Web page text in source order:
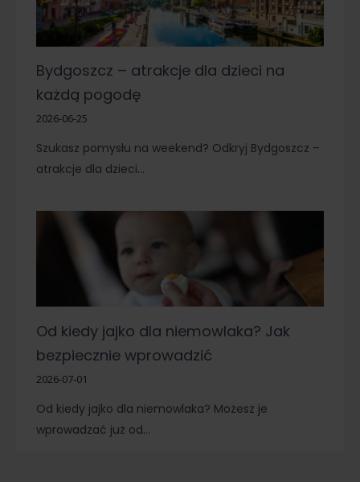
Bydgoszcz – atrakcje dla dzieci na
każdą pogodę
2026-06-25
Szukasz pomysłu na weekend? Odkryj Bydgoszcz –
atrakcje dla dzieci…
Od kiedy jajko dla niemowlaka? Jak
bezpiecznie wprowadzić
2026-07-01
Od kiedy jajko dla niemowlaka? Możesz je
wprowadzać już od…